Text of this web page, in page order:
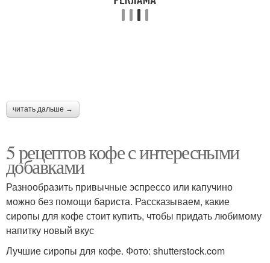
читать дальше →
5 рецептов кофе с интересными
добавками
Разнообразить привычные эспрессо или капучино
можно без помощи бариста. Рассказываем, какие
сиропы для кофе стоит купить, чтобы придать любимому
напитку новый вкус
Лучшие сиропы для кофе. Фото: shutterstock.com